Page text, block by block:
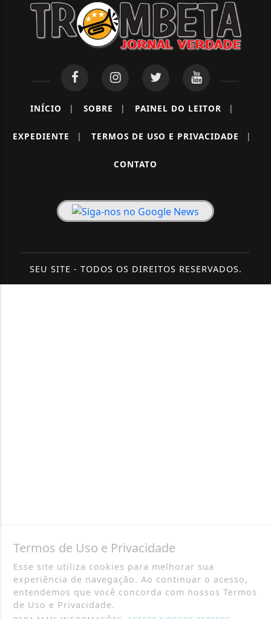
INÍCIO | SOBRE | PAINEL DO LEITOR |
EXPEDIENTE | TERMOS DE USO E PRIVACIDADE |
CONTATO
SEU SITE - TODOS OS DIREITOS RESERVADOS.
Termos de Uso e Privacidade
Esse site utiliza cookies para melhorar sua
experiência de navegação. Ao continuar o acesso,
entendemos que você concorda com nossos Termos
de Uso e Privacidade.